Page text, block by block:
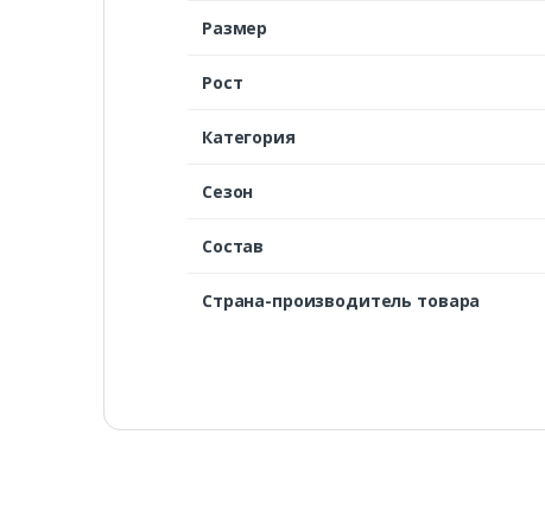
Размер
Рост
Категория
Сезон
Состав
Страна-производитель товара